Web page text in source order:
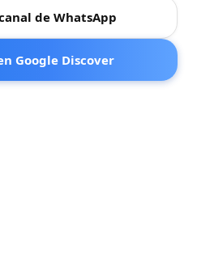
de WhatsApp
Google Discover